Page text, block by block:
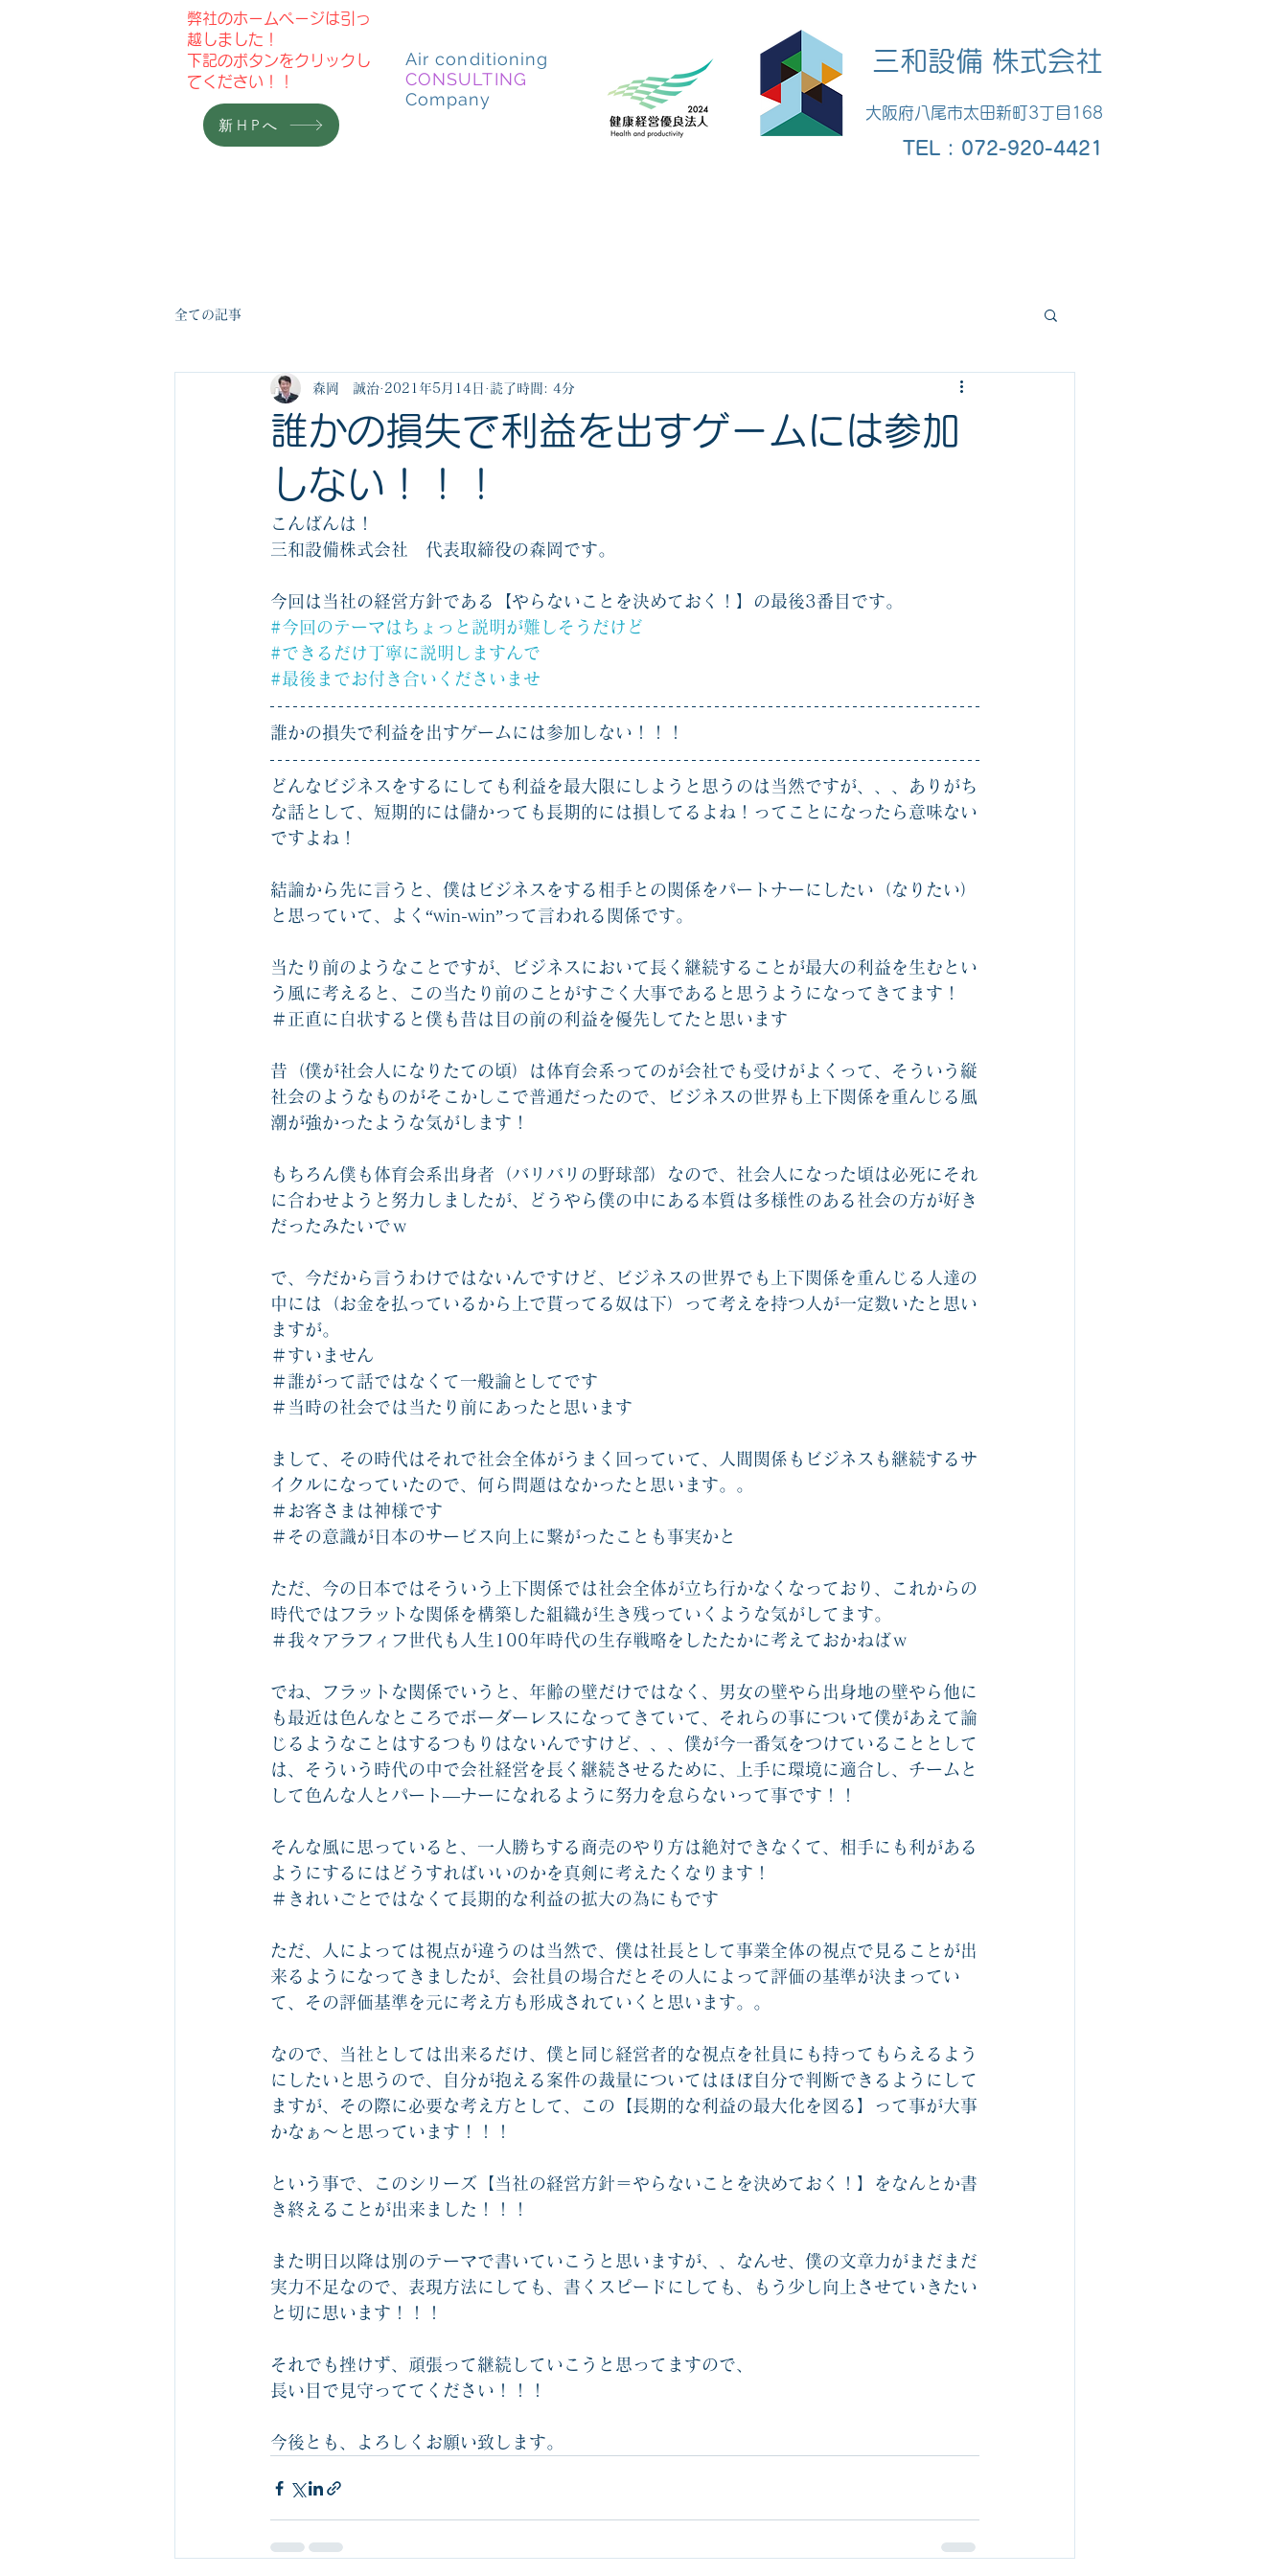
弊社のホームページは引っ
越しました！
​下記のボタンをクリックし
てください！！
新HPへ
Air conditioning
CONSULTING
Company
三和設備 株式会社
大阪府八尾市太田新町3丁目168
​TEL : 072-920-4421
全ての記事
誰かの損失で利益を出すゲームには参加
しない！！！
森岡 誠治 2021年5月14日 読了時間: 4分
こんばんは！
三和設備株式会社　代表取締役の森岡です。
今回は当社の経営方針である【やらないことを決めておく！】の最後3番目です。
#今回のテーマはちょっと説明が難しそうだけど
#できるだけ丁寧に説明しますんで
#最後までお付き合いくださいませ
誰かの損失で利益を出すゲームには参加しない！！！
どんなビジネスをするにしても利益を最大限にしようと思うのは当然ですが、、、ありがち
な話として、短期的には儲かっても長期的には損してるよね！ってことになったら意味ない
ですよね！
結論から先に言うと、僕はビジネスをする相手との関係をパートナーにしたい（なりたい）
と思っていて、よく“win-win”って言われる関係です。
当たり前のようなことですが、ビジネスにおいて長く継続することが最大の利益を生むとい
う風に考えると、この当たり前のことがすごく大事であると思うようになってきてます！
＃正直に白状すると僕も昔は目の前の利益を優先してたと思います
昔（僕が社会人になりたての頃）は体育会系ってのが会社でも受けがよくって、そういう縦
社会のようなものがそこかしこで普通だったので、ビジネスの世界も上下関係を重んじる風
潮が強かったような気がします！
もちろん僕も体育会系出身者（バリバリの野球部）なので、社会人になった頃は必死にそれ
に合わせようと努力しましたが、どうやら僕の中にある本質は多様性のある社会の方が好き
だったみたいでｗ
で、今だから言うわけではないんですけど、ビジネスの世界でも上下関係を重んじる人達の
中には（お金を払っているから上で貰ってる奴は下）って考えを持つ人が一定数いたと思い
ますが。
＃すいません
＃誰がって話ではなくて一般論としてです
＃当時の社会では当たり前にあったと思います
まして、その時代はそれで社会全体がうまく回っていて、人間関係もビジネスも継続するサ
イクルになっていたので、何ら問題はなかったと思います。。
＃お客さまは神様です
＃その意識が日本のサービス向上に繋がったことも事実かと
ただ、今の日本ではそういう上下関係では社会全体が立ち行かなくなっており、これからの
時代ではフラットな関係を構築した組織が生き残っていくような気がしてます。
＃我々アラフィフ世代も人生100年時代の生存戦略をしたたかに考えておかねばｗ
でね、フラットな関係でいうと、年齢の壁だけではなく、男女の壁やら出身地の壁やら他に
も最近は色んなところでボーダーレスになってきていて、それらの事について僕があえて論
じるようなことはするつもりはないんですけど、、、僕が今一番気をつけていることとして
は、そういう時代の中で会社経営を長く継続させるために、上手に環境に適合し、チームと
して色んな人とパート―ナーになれるように努力を怠らないって事です！！
そんな風に思っていると、一人勝ちする商売のやり方は絶対できなくて、相手にも利がある
ようにするにはどうすればいいのかを真剣に考えたくなります！
＃きれいごとではなくて長期的な利益の拡大の為にもです
ただ、人によっては視点が違うのは当然で、僕は社長として事業全体の視点で見ることが出
来るようになってきましたが、会社員の場合だとその人によって評価の基準が決まってい
て、その評価基準を元に考え方も形成されていくと思います。。
なので、当社としては出来るだけ、僕と同じ経営者的な視点を社員にも持ってもらえるよう
にしたいと思うので、自分が抱える案件の裁量についてはほぼ自分で判断できるようにして
ますが、その際に必要な考え方として、この【長期的な利益の最大化を図る】って事が大事
かなぁ～と思っています！！！
という事で、このシリーズ【当社の経営方針＝やらないことを決めておく！】をなんとか書
き終えることが出来ました！！！
また明日以降は別のテーマで書いていこうと思いますが、、なんせ、僕の文章力がまだまだ
実力不足なので、表現方法にしても、書くスピードにしても、もう少し向上させていきたい
と切に思います！！！
それでも挫けず、頑張って継続していこうと思ってますので、
長い目で見守っててください！！！
今後とも、よろしくお願い致します。